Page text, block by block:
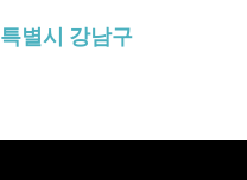
별시 강남구